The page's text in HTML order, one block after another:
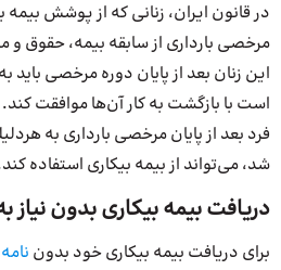
در قانون ایران، زنانی که از پوشش بیمه
مرخصی بارداری از سابقه بیمه، حقوق و
این زنان بعد از پایان دوره مرخصی باید
است با بازگشت به کار آن‌ها موافقت کند.
فرد بعد از پایان مرخصی بارداری به
شد، می‌تواند از بیمه بیکاری استفاده
دریافت بیمه بیکاری بدون نیاز
برای دریافت بیمه بیکاری خود بدون